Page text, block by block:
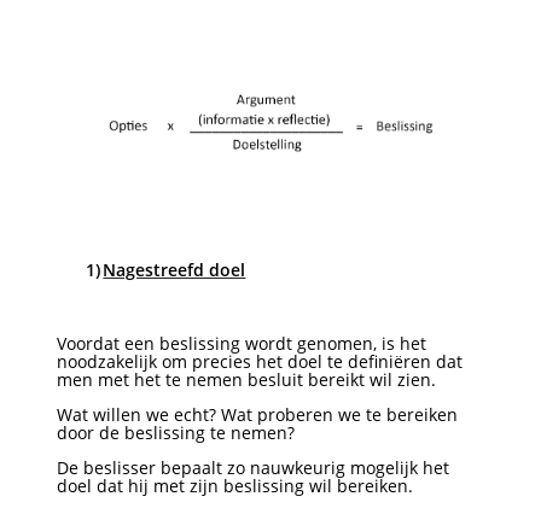
1)Nagestreefd doel
Voordat een beslissing wordt genomen, is het
noodzakelijk om precies het doel te definiëren dat
men met het te nemen besluit bereikt wil zien.
Wat willen we echt? Wat proberen we te bereiken
door de beslissing te nemen?
De beslisser bepaalt zo nauwkeurig mogelijk het
doel dat hij met zijn beslissing wil bereiken.